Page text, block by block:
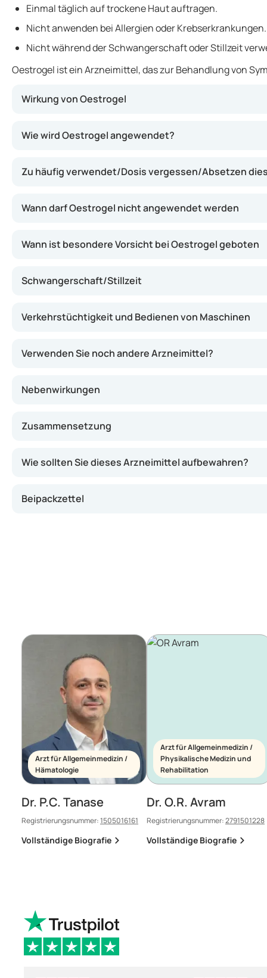
Einmal täglich auf trockene Haut auftragen.
Nicht anwenden bei Allergien oder Krebserkrankungen.
Nicht während der Schwangerschaft oder Stillzeit
Oestrogel ist ein Arzneimittel, das zur Behandlung von
Wirkung von Oestrogel
Wie wird Oestrogel angewendet?
Zu häufig verwendet/Dosis vergessen/Absetzen
Wann darf Oestrogel nicht angewendet werden
Wann ist besondere Vorsicht bei Oestrogel geboten
Schwangerschaft/Stillzeit
Verkehrstüchtigkeit und Bedienen von Maschinen
Verwenden Sie noch andere Arzneimittel?
Nebenwirkungen
Zusammensetzung
Wie sollten Sie dieses Arzneimittel aufbewahren?
Beipackzettel
Arzt für Allgemeinmedizin /
Hämatologie
Dr. P.C. Tanase
Registrierungsnummer:1505016161
Vollständige Biografie
Arzt für Allgemeinmedizin /
Physikalische Medizin und
Rehabilitation
Dr. O.R. Avram
Registrierungsnummer:2791501228
Vollständige Biografie